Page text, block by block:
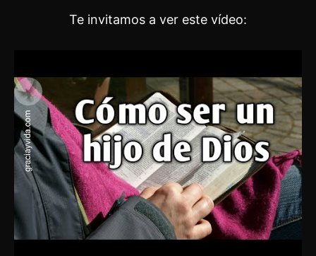
Te invitamos a ver este vídeo: